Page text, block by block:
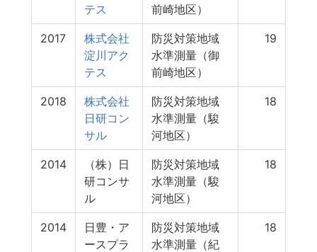
テス
前崎地区）
2017
株式会社
淀川アク
テス
防災対策地域
水準測量（御
前崎地区）
19
2018
株式会社
日研コン
サル
防災対策地域
水準測量（駿
河地区）
18
2014
（株）日
研コンサ
ル
防災対策地域
水準測量（駿
河地区）
18
2014
日豊・ア
ースプラ
防災対策地域
水準測量（紀
18